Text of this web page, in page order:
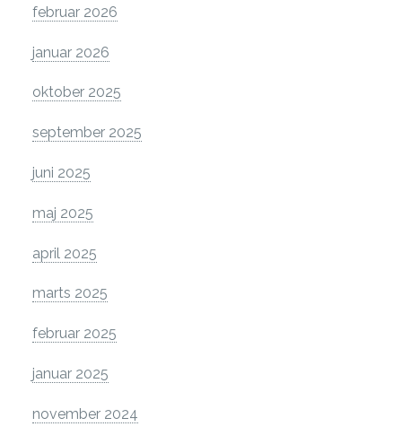
februar 2026
januar 2026
oktober 2025
september 2025
juni 2025
maj 2025
april 2025
marts 2025
februar 2025
januar 2025
november 2024